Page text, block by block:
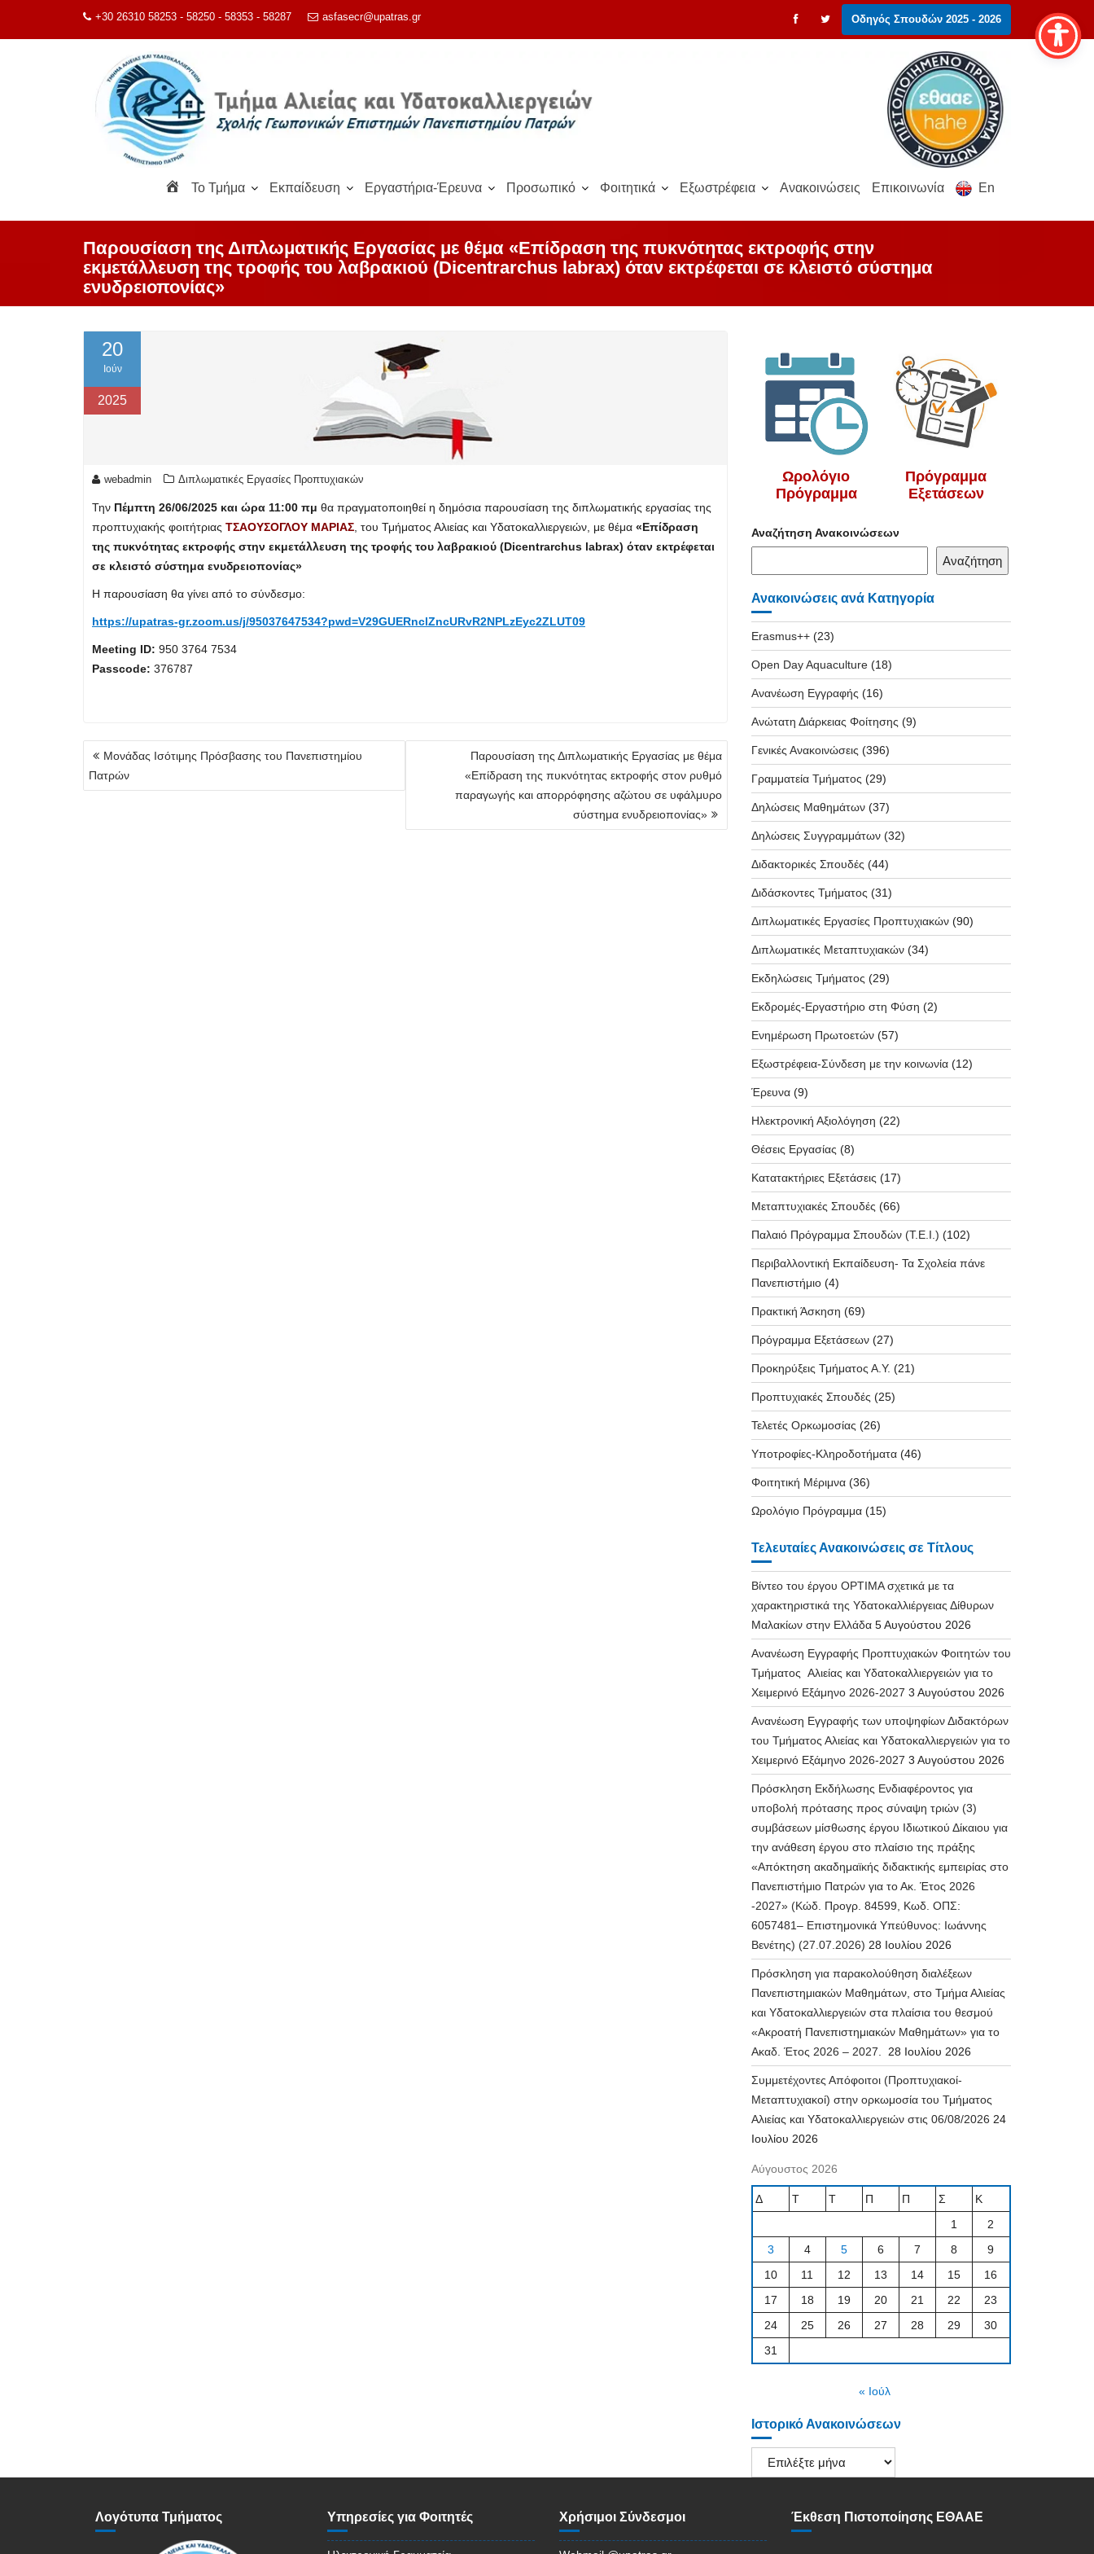
+30 26310 58253 - 58250 - 58353 - 58287 asfasecr@upatras.gr Οδηγός Σπουδών 2025 - 2026
χ
κ
ή
To Τμήμα Εκπαίδευση Εργαστήρια-Έρευνα Προσωπικό Φοιτητικά Εξωστρέφεια Ανακοινώσεις Επικοινωνία En
Παρουσίαση της Διπλωματικής Εργασίας με θέμα «Επίδραση της πυκνότητας εκτροφής στην
εκμετάλλευση της τροφής του λαβρακιού (Dicentrarchus labrax) όταν εκτρέφεται σε κλειστό σύστημα
ενυδρειοπονίας»
20
Ιούν
2025
webadmin Διπλωματικές Εργασίες Προπτυχιακών
Την Πέμπτη 26/06/2025 και ώρα 11:00 πμ θα πραγματοποιηθεί η δημόσια παρουσίαση της διπλωματικής εργασίας της
προπτυχιακής φοιτήτριας ΤΣΑΟΥΣΟΓΛΟΥ ΜΑΡΙΑΣ, του Τμήματος Αλιείας και Υδατοκαλλιεργειών, με θέμα «Επίδραση
της πυκνότητας εκτροφής στην εκμετάλλευση της τροφής του λαβρακιού (Dicentrarchus labrax) όταν εκτρέφεται
σε κλειστό σύστημα ενυδρειοπονίας»
Η παρουσίαση θα γίνει από το σύνδεσμο:
https://upatras-gr.zoom.us/j/95037647534?pwd=V29GUERnclZncURvR2NPLzEyc2ZLUT09
Meeting ID: 950 3764 7534
Passcode: 376787
Πλοήγηση
άρθρων
Μονάδας Ισότιμης Πρόσβασης του Πανεπιστημίου
Πατρών
Παρουσίαση της Διπλωματικής Εργασίας με θέμα
«Επίδραση της πυκνότητας εκτροφής στον ρυθμό
παραγωγής και απορρόφησης αζώτου σε υφάλμυρο
σύστημα ενυδρειοπονίας»
Ωρολόγιο
Πρόγραμμα
Πρόγραμμα
Εξετάσεων
Αναζήτηση Ανακοινώσεων
Αναζήτηση
Ανακοινώσεις ανά Κατηγορία
Erasmus++(23)
Open Day Aquaculture(18)
Ανανέωση Εγγραφής (16)
Ανώτατη Διάρκειας Φοίτησης (9)
Γενικές Ανακοινώσεις (396)
Γραμματεία Τμήματος (29)
Δηλώσεις Μαθημάτων(37)
Δηλώσεις Συγγραμμάτων(32)
Διδακτορικές Σπουδές (44)
Διδάσκοντες Τμήματος (31)
Διπλωματικές Εργασίες Προπτυχιακών(90)
Διπλωματικές Μεταπτυχιακών(34)
Εκδηλώσεις Τμήματος (29)
Εκδρομές-Εργαστήριο στη Φύση (2)
Ενημέρωση Πρωτοετών(57)
Εξωστρέφεια-Σύνδεση με την κοινωνία(12)
Έρευνα(9)
Ηλεκτρονική Αξιολόγηση (22)
Θέσεις Εργασίας (8)
Κατατακτήριες Εξετάσεις (17)
Μεταπτυχιακές Σπουδές (66)
Παλαιό Πρόγραμμα Σπουδών (T.E.I.) (102)
Περιβαλλοντική Εκπαίδευση- Τα Σχολεία πάνε
Πανεπιστήμιο(4)
Πρακτική Άσκηση (69)
Πρόγραμμα Εξετάσεων(27)
Προκηρύξεις Τμήματος Α.Υ. (21)
Προπτυχιακές Σπουδές (25)
Τελετές Ορκωμοσίας (26)
Υποτροφίες-Κληροδοτήματα(46)
Φοιτητική Μέριμνα(36)
Ωρολόγιο Πρόγραμμα(15)
Τελευταίες Ανακοινώσεις σε Τίτλους
Βίντεο του έργου OPTIMA σχετικά με τα
χαρακτηριστικά της Υδατοκαλλιέργειας Δίθυρων
Μαλακίων στην Ελλάδα 5 Αυγούστου 2026
Ανανέωση Εγγραφής Προπτυχιακών Φοιτητών του
Τμήματος Αλιείας και Υδατοκαλλιεργειών για το
Χειμερινό Εξάμηνο 2026-2027 3 Αυγούστου 2026
Ανανέωση Εγγραφής των υποψηφίων Διδακτόρων
του Τμήματος Αλιείας και Υδατοκαλλιεργειών για το
Χειμερινό Εξάμηνο 2026-2027 3 Αυγούστου 2026
Πρόσκληση Εκδήλωσης Ενδιαφέροντος για
υποβολή πρότασης προς σύναψη τριών (3)
συμβάσεων μίσθωσης έργου Ιδιωτικού Δίκαιου για
την ανάθεση έργου στο πλαίσιο της πράξης
«Απόκτηση ακαδημαϊκής διδακτικής εμπειρίας στο
Πανεπιστήμιο Πατρών για το Ακ. Έτος 2026
-2027» (Κώδ. Προγρ. 84599, Κωδ. ΟΠΣ:
6057481– Επιστημονικά Υπεύθυνος: Ιωάννης
Βενέτης) (27.07.2026) 28 Ιουλίου 2026
Πρόσκληση για παρακολούθηση διαλέξεων
Πανεπιστημιακών Μαθημάτων, στο Τμήμα Αλιείας
και Υδατοκαλλιεργειών στα πλαίσια του θεσμού
«Ακροατή Πανεπιστημιακών Μαθημάτων» για το
Ακαδ. Έτος 2026 – 2027. 28 Ιουλίου 2026
Συμμετέχοντες Απόφοιτοι (Προπτυχιακοί-
Μεταπτυχιακοί) στην ορκωμοσία του Τμήματος
Αλιείας και Υδατοκαλλιεργειών στις 06/08/2026 24
Ιουλίου 2026
Αύγουστος 2026
Δ Τ Τ Π Π Σ
Κ
1
2
3
4 5 6 7 8
9
10
11 12 13 14 15
16
17
18 19 20 21 22
23
24
25 26 27 28 29
30
31
« Ιούλ
Ιστορικό Ανακοινώσεων
Ιστορικό
Ανακοινώσεων
Λογότυπα Τμήματος Υπηρεσίες για Φοιτητές Χρήσιμοι Σύνδεσμοι Έκθεση Πιστοποίησης ΕΘΑΑΕ